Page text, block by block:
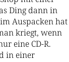
Ding dann in
Auspacken hat
kriegt, wenn
eine CD-R.
in einer